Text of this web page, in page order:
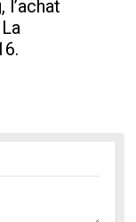
l’achat